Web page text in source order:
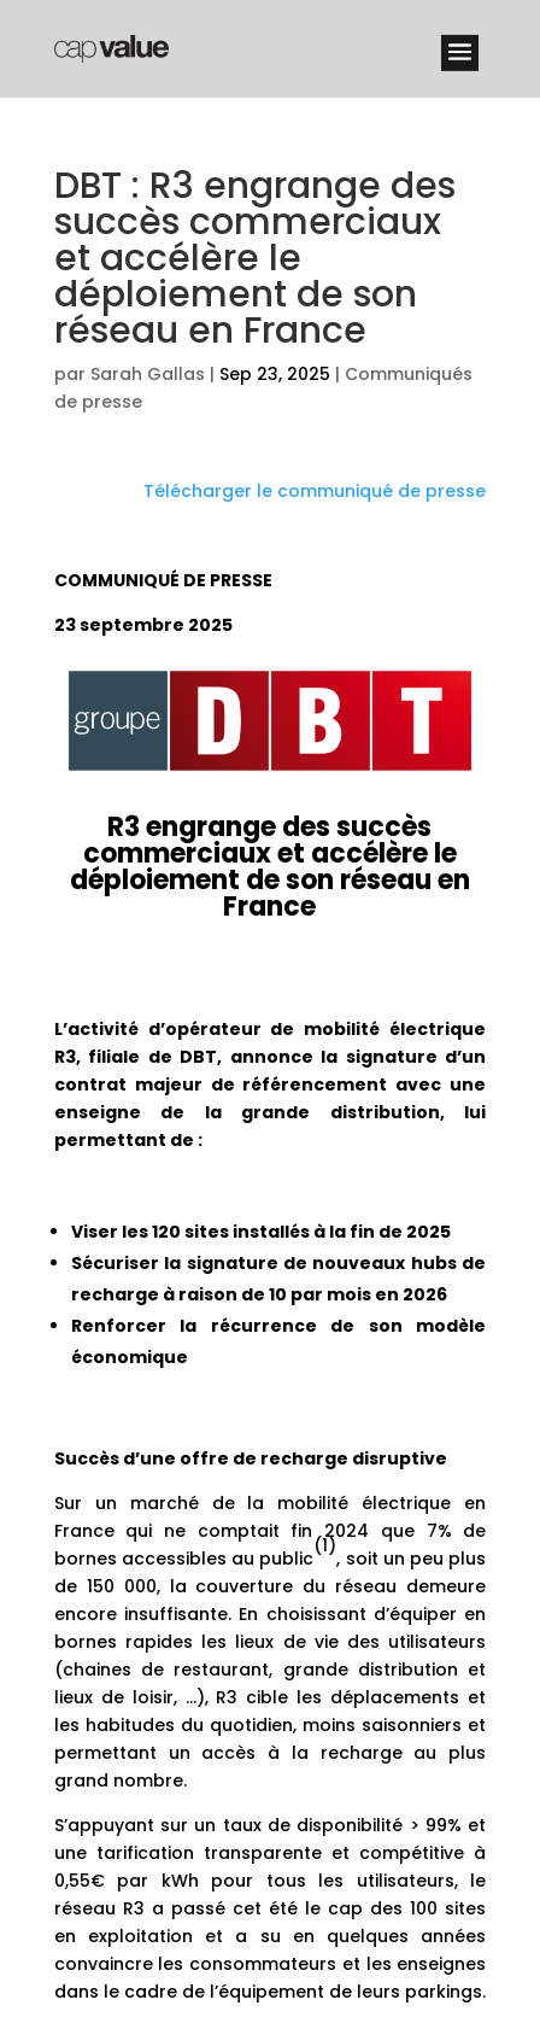
DBT : R3 engrange des
succès commerciaux
et accélère le
déploiement de son
réseau en France
par Sarah Gallas | Sep 23, 2025 | Communiqués
de presse
Télécharger le communiqué de presse
COMMUNIQUÉ DE PRESSE
23 septembre 2025
R3 engrange des succès
commerciaux et accélère le
déploiement de son réseau en
France
L’activité d’opérateur de mobilité électrique
R3, filiale de DBT, annonce la signature d’un
contrat majeur de référencement avec une
enseigne de la grande distribution, lui
permettant de :
Viser les 120 sites installés à la fin de 2025
Sécuriser la signature de nouveaux hubs de
recharge à raison de 10 par mois en 2026
Renforcer la récurrence de son modèle
économique
Succès d’une offre de recharge disruptive
Sur un marché de la mobilité électrique en
France qui ne comptait fin 2024 que 7% de
bornes accessibles au public
(1)
, soit un peu plus
de 150 000, la couverture du réseau demeure
encore insuffisante. En choisissant d’équiper en
bornes rapides les lieux de vie des utilisateurs
(chaines de restaurant, grande distribution et
lieux de loisir, …), R3 cible les déplacements et
les habitudes du quotidien, moins saisonniers et
permettant un accès à la recharge au plus
grand nombre.
S’appuyant sur un taux de disponibilité > 99% et
une tarification transparente et compétitive à
0,55€ par kWh pour tous les utilisateurs, le
réseau R3 a passé cet été le cap des 100 sites
en exploitation et a su en quelques années
convaincre les consommateurs et les enseignes
dans le cadre de l’équipement de leurs parkings.